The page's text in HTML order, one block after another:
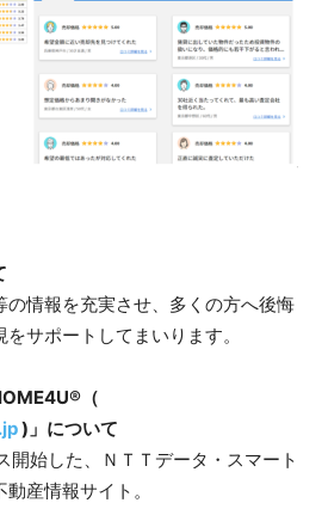
の情報を充実させ、多くの方へ後悔
サポートしてまいります。
（
) 」について
開始した、ＮＴＴデータ・スマート
産情報サイト。